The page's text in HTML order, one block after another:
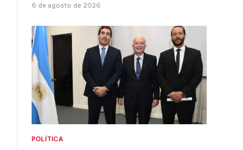
6 de agosto de 2026
POLÍTICA